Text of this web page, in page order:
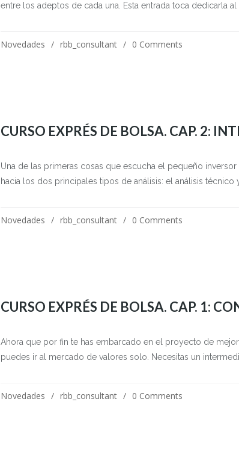
entre los adeptos de cada una. Esta entrada toca dedicarla
Novedades rbb_consultant 0 Comments
CURSO EXPRÉS DE BOLSA. CAP. 2:
Una de las primeras cosas que escucha el pequeño
hacia los dos principales tipos de análisis: el análisis técnico
Novedades rbb_consultant 0 Comments
CURSO EXPRÉS DE BOLSA. CAP. 1:
Ahora que por fin te has embarcado en el proyecto de
puedes ir al mercado de valores solo. Necesitas un
Novedades rbb_consultant 0 Comments